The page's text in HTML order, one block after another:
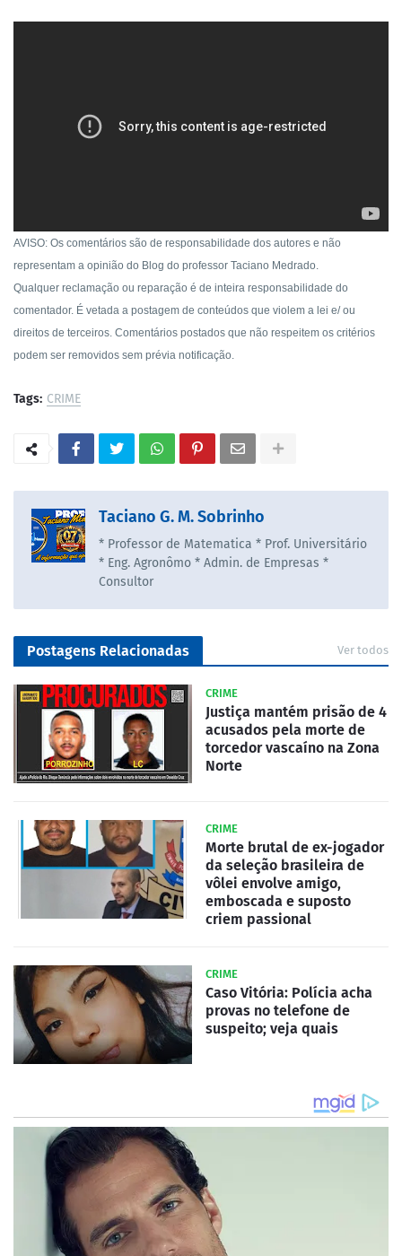
AVISO: Os comentários são de responsabilidade dos autores e não
representam a opinião do Blog do professor Taciano Medrado.
Qualquer reclamação ou reparação é de inteira responsabilidade do
comentador. É vetada a postagem de conteúdos que violem a lei e/ ou
direitos de terceiros. Comentários postados que não respeitem os critérios
podem ser removidos sem prévia notificação.
Tags: CRIME
Taciano G. M. Sobrinho
* Professor de Matematica * Prof. Universitário
* Eng. Agronômo * Admin. de Empresas *
Consultor
Postagens Relacionadas Ver todos
CRIME
Justiça mantém prisão de 4
acusados pela morte de
torcedor vascaíno na Zona
Norte
CRIME
Morte brutal de ex-jogador
da seleção brasileira de
vôlei envolve amigo,
emboscada e suposto
criem passional
CRIME
Caso Vitória: Polícia acha
provas no telefone de
suspeito; veja quais